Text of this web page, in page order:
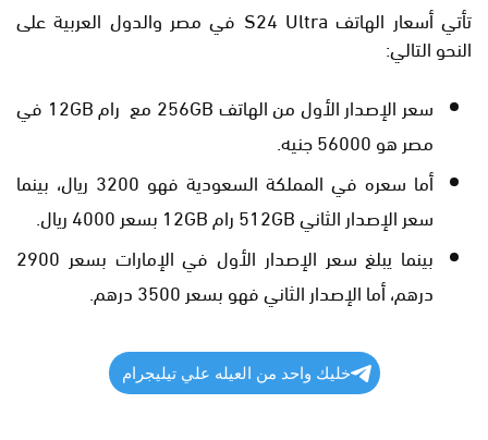
تأتي أسعار الهاتف S24 Ultra في مصر والدول العربية على
النحو التالي:
سعر الإصدار الأول من الهاتف 256GB مع رام 12GB في
مصر هو 56000 جنيه.
أما سعره في المملكة السعودية فهو 3200 ريال، بينما
سعر الإصدار الثاني 512GB رام 12GB بسعر 4000 ريال.
بينما يبلغ سعر الإصدار الأول في الإمارات بسعر 2900
درهم، أما الإصدار الثاني فهو بسعر 3500 درهم.
خليك واحد من العيله علي تيليجرام